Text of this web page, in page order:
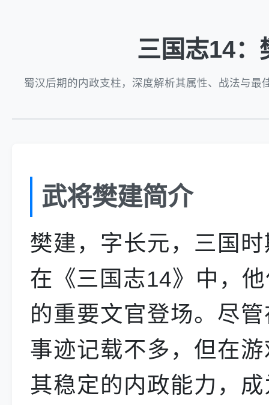
三国志14：
蜀汉后期的内政支柱，深度解析其属性、战法与最
武将樊建简介
樊建，字长元，三国
在《三国志14》中，
的重要文官登场。尽
事迹记载不多，但在
其稳定的内政能力，